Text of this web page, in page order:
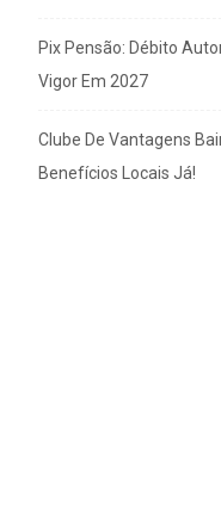
Pix Pensão: Débito
Vigor Em 2027
Clube De Vantagens
Benefícios Locais Já!